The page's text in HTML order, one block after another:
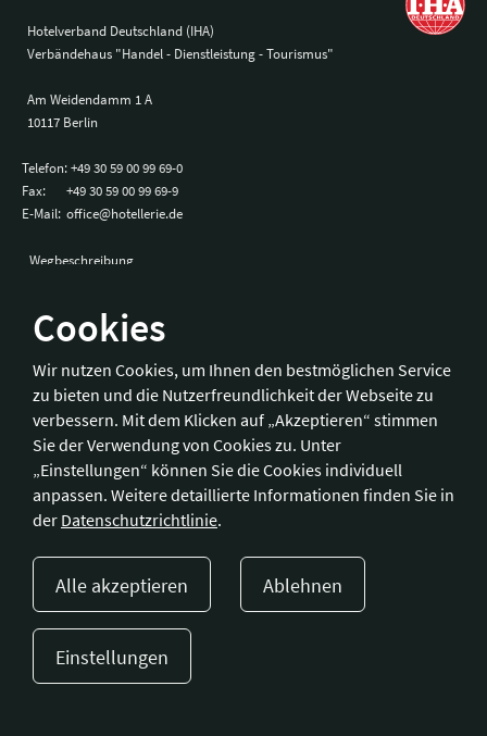
Cookies
Wir nutzen Cookies, um Ihnen den bestmöglichen Service
zu bieten und die Nutzerfreundlichkeit der Webseite zu
verbessern. Mit dem Klicken auf „Akzeptieren“ stimmen
Sie der Verwendung von Cookies zu. Unter
„Einstellungen“ können Sie die Cookies individuell
anpassen. Weitere detaillierte Informationen finden Sie in
der Datenschutzrichtlinie.
Alle akzeptieren Ablehnen
Einstellungen
Hotelverband Deutschland (IHA)
Verbändehaus "Handel - Dienstleistung - Tourismus"
Am Weidendamm 1 A
10117 Berlin
Telefon:+49 30 59 00 99 69-0
Fax:
+49 30 59 00 99 69-9
E-Mail: office@hotellerie.de
Wegbeschreibung
Hotelverband Deutschland (IHA) / IHA-Service GmbH
Kronprinzenstraße 37
53173 Bonn
Telefon:
Fax:
+49 228 92 39 29-9
E-Mail:bonn@hotellerie.de
Wegbeschreibung
Presse Kontakt
Cookie-Einstellungen